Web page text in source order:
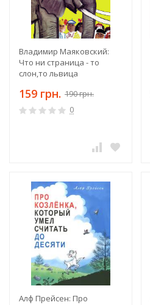
Владимир Маяковский:
Что ни страница - то
слон,то львица
159 грн. 190 грн.
0
Алф Прейсен: Про